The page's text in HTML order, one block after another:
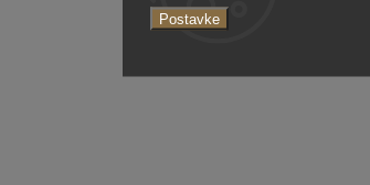
Postavke